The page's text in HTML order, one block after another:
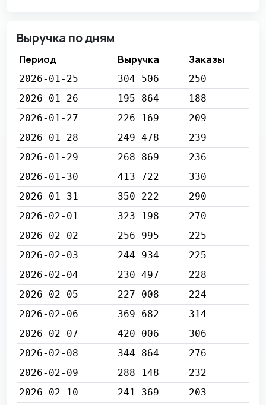
Выручка по дням
Период Выручка Заказы
2026-01-25 304 506
250
2026-01-26
195 864
188
2026-01-27
226 169
209
2026-01-28
249 478
239
2026-01-29
268 869
236
2026-01-30
413 722
330
2026-01-31
350 222
290
2026-02-01
323 198
270
2026-02-02
256 995
225
2026-02-03
244 934
225
2026-02-04
230 497
228
2026-02-05
227 008
224
2026-02-06
369 682
314
2026-02-07
420 006
306
2026-02-08
344 864
276
2026-02-09
288 148
232
2026-02-10
241 369
203